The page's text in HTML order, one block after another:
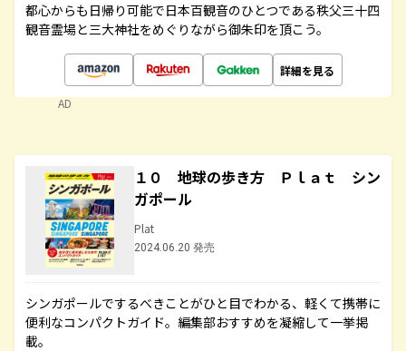
都心からも日帰り可能で日本百観音のひとつである秩父三十四
観音霊場と三大神社をめぐりながら御朱印を頂こう。
詳細を見る
AD
１０ 地球の歩き方 Ｐｌａｔ シン
ガポール
Plat
2024.06.20 発売
シンガポールでするべきことがひと目でわかる、軽くて携帯に
便利なコンパクトガイド。編集部おすすめを凝縮して一挙掲
載。